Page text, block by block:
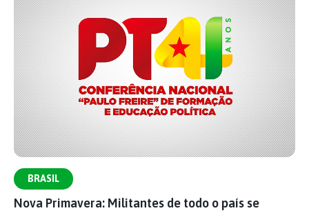
BRASIL
Nova Primavera: Militantes de todo o país se